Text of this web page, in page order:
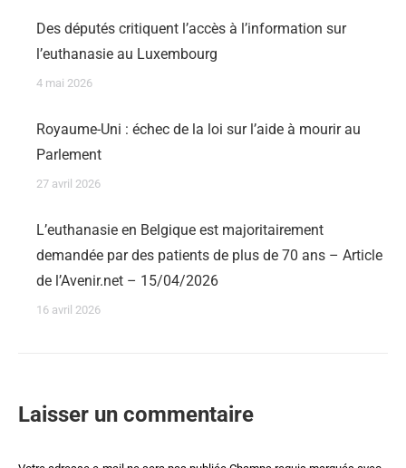
Des députés critiquent l’accès à l’information sur
l’euthanasie au Luxembourg
4 mai 2026
Royaume-Uni : échec de la loi sur l’aide à mourir au
Parlement
27 avril 2026
L’euthanasie en Belgique est majoritairement
demandée par des patients de plus de 70 ans – Article
de l’Avenir.net – 15/04/2026
16 avril 2026
Laisser un commentaire